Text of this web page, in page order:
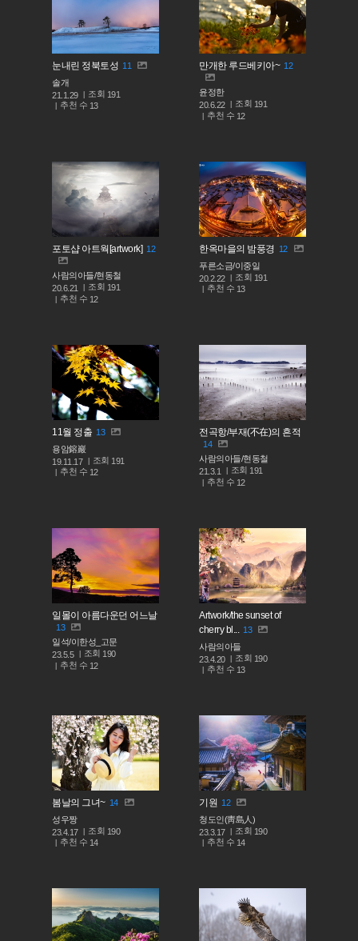
눈내린 정북토성 11
솔개
21.1.29
조회 191
추천 수 13
만개한 루드베키아~ 12
윤정한
20.6.22
조회 191
추천 수 12
포토샵 아트웍[artwork] 12
사람의아들/현동철
20.6.21
조회 191
추천 수 12
한옥마을의 밤풍경 12
푸른소금/이중일
20.2.22
조회 191
추천 수 13
11월 정출 13
용암鎔巖
19.11.17
조회 191
추천 수 12
전곡항/부재(不在)의 흔적
14
사람의아들/현동철
21.3.1
조회 191
추천 수 12
일몰이 아름다운던 어느날
13
일석/이한성_고문
23.5.5
조회 190
추천 수 12
Artwork/the sunset of
cherry bl...
13
사람의아들
23.4.20
조회 190
추천 수 13
봄날의 그녀~ 14
성우짱
23.4.17
조회 190
추천 수 14
기원 12
청도인(靑島人)
23.3.17
조회 190
추천 수 14